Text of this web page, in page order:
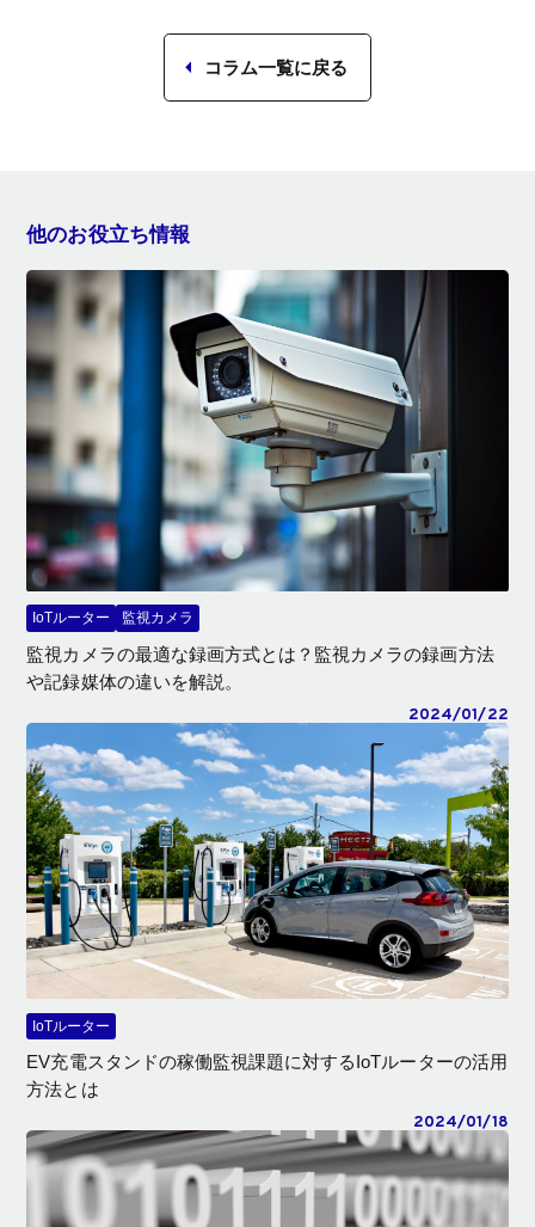
コラム一覧に戻る
他のお役立ち情報
IoTルーター 監視カメラ
監視カメラの最適な録画方式とは？監視カメラの録画方法
や記録媒体の違いを解説。
2024/01/22
IoTルーター
EV充電スタンドの稼働監視課題に対するIoTルーターの活用
方法とは
2024/01/18